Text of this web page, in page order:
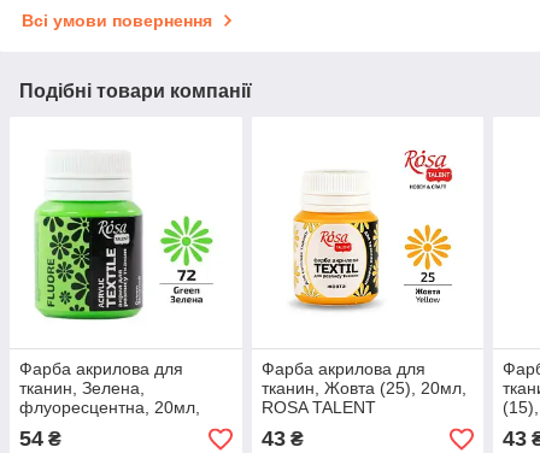
Всі умови повернення
Подібні товари компанії
Фарба акрилова для
тканин, Зелена,
флуоресцентна, 20мл,
ROSA TALENT
54 ₴
Фарба акрилова для
тканин, Жовта (25), 20мл,
ROSA TALENT
43₴ 43